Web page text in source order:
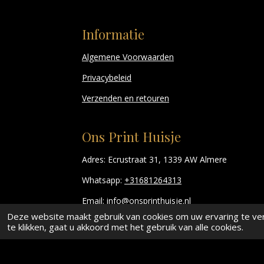
Deze website maakt gebruik van cookies om uw ervaring te
te klikken, gaat u akkoord met het gebruik van alle cookies.
Informatie
Algemene Voorwaarden
Privacybeleid
Verzenden en retouren
Ons Print Huisje
Adres: Ecrustraat 31, 1339 AW Almere
Whatsapp: +31681264313
Email: info@onsprinthuisje.nl